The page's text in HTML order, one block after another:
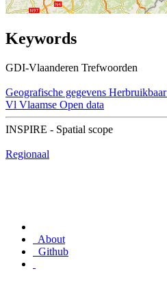
Keywords
GDI-Vlaanderen Trefwoorden
Geografische gegevens Herbruikbaar
Vl Vlaamse Open data
INSPIRE - Spatial scope
Regionaal
About
Github